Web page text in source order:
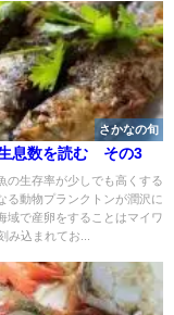
さかなの旬
息数を読む その3
の生存率が少しでも高くする
る動物プランクトンが潤沢に
域で産卵をすることはマイワ
み込まれてお...